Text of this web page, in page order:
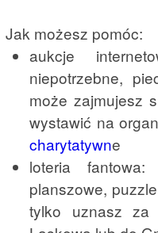
Jak możesz pomóc:
aukcje
niepotrzebne,
może zajmujesz
wystawić na
charytatywne
loteria
planszowe,
tylko uznasz za